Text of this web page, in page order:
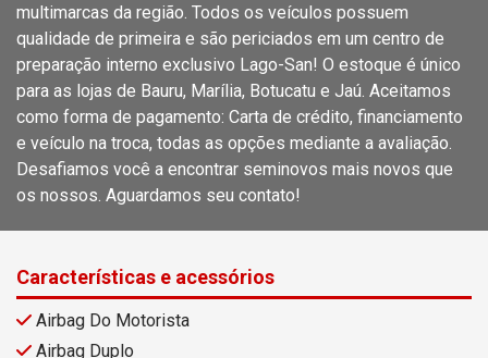
multimarcas da região. Todos os veículos possuem
qualidade de primeira e são periciados em um centro de
preparação interno exclusivo Lago-San! O estoque é único
para as lojas de Bauru, Marília, Botucatu e Jaú. Aceitamos
como forma de pagamento: Carta de crédito, financiamento
e veículo na troca, todas as opções mediante a avaliação.
Desafiamos você a encontrar seminovos mais novos que
os nossos. Aguardamos seu contato!
Características e acessórios
Airbag Do Motorista
Airbag Duplo